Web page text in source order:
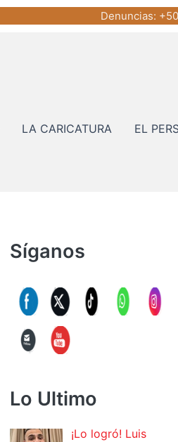
Denuncias:
LA CARICATURA EL
Síganos
Lo Ultimo
¡Lo logró! Luis